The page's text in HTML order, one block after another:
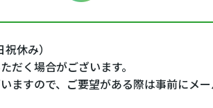
休み）
く場合がございます。
すので、ご要望がある際は事前にメー